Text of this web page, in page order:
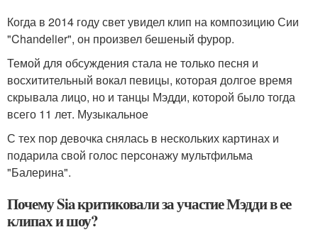
Когда в 2014 году свет увидел клип на композицию Сии
"Chandelier", он произвел бешеный фурор.
Темой для обсуждения стала не только песня и
восхитительный вокал певицы, которая долгое время
скрывала лицо, но и танцы Мэдди, которой было тогда
всего 11 лет. Музыкальное
С тех пор девочка снялась в нескольких картинах и
подарила свой голос персонажу мультфильма
"Балерина".
Почему Sia критиковали за участие Мэдди в ее
клипах и шоу?